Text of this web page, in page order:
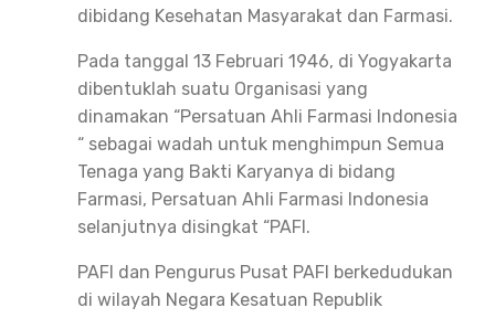
dibidang Kesehatan Masyarakat dan Farmasi.
Pada tanggal 13 Februari 1946, di Yogyakarta
dibentuklah suatu Organisasi yang
dinamakan “Persatuan Ahli Farmasi Indonesia
“ sebagai wadah untuk menghimpun Semua
Tenaga yang Bakti Karyanya di bidang
Farmasi, Persatuan Ahli Farmasi Indonesia
selanjutnya disingkat “PAFI.
PAFI dan Pengurus Pusat PAFI berkedudukan
di wilayah Negara Kesatuan Republik